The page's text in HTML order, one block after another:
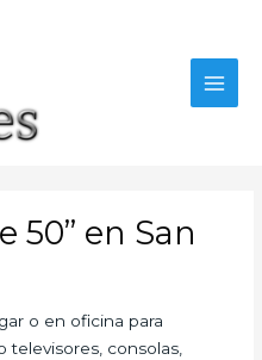
50” en San
o en oficina para
consolas,